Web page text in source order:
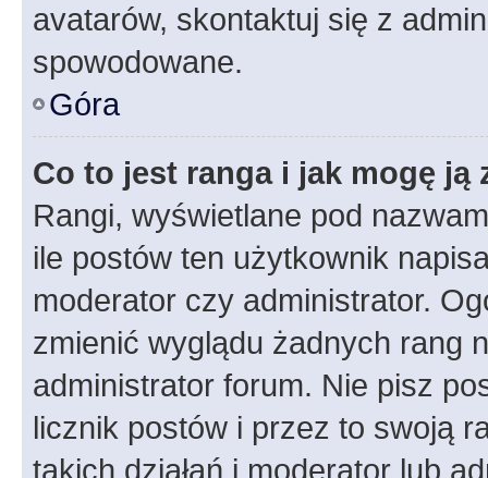
avatarów, skontaktuj się z
spowodowane.
Góra
Co to jest ranga i jak mogę ją
Rangi, wyświetlane pod
ile postów ten użytkownik
moderator czy administrator.
zmienić wyglądu żadnych rang
administrator forum. Nie pisz
licznik postów i przez to swoją
takich działań i moderator lub